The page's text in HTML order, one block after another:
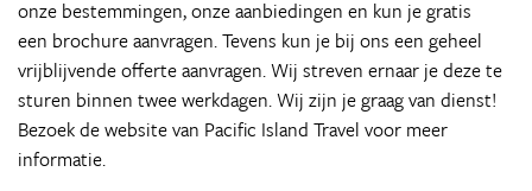
onze bestemmingen, onze aanbiedingen en kun je gratis
een brochure aanvragen. Tevens kun je bij ons een geheel
vrijblijvende offerte aanvragen. Wij streven ernaar je deze te
sturen binnen twee werkdagen. Wij zijn je graag van dienst!
Bezoek de website van Pacific Island Travel voor meer
informatie.